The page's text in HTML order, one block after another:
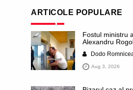
ARTICOLE POPULARE
Fostul ministru
Alexandru
al orașului
publică imagini
de Nord cu
Dodo
Aug 3, 2026